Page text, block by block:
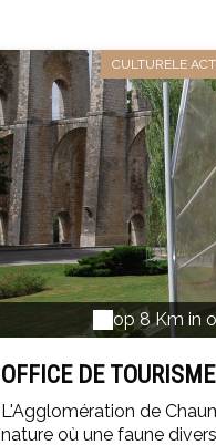
CULTURELE
op 8 Km in
OFFICE DE
DESTINATIONS
L'Agglomération de
nature où une faune